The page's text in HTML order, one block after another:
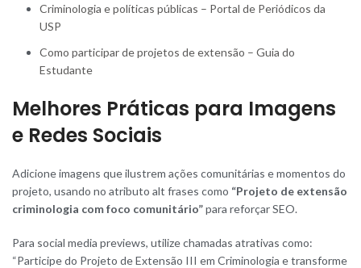
Criminologia e políticas públicas – Portal de Periódicos da
USP
Como participar de projetos de extensão – Guia do
Estudante
Melhores Práticas para Imagens
e Redes Sociais
Adicione imagens que ilustrem ações comunitárias e momentos do
projeto, usando no atributo alt frases como “Projeto de extensão
criminologia com foco comunitário”para reforçar SEO.
Para social media previews, utilize chamadas atrativas como:
“Participe do Projeto de Extensão III em Criminologia e transforme